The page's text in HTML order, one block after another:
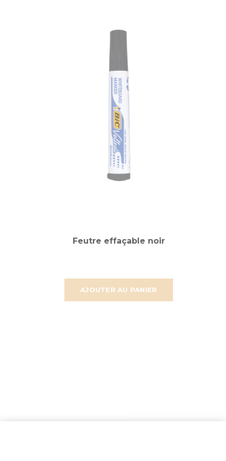
AJOUTER AU PANIER
Feutre effaçable noir